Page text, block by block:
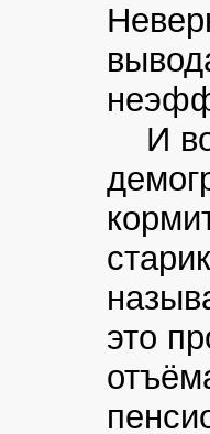
И
это